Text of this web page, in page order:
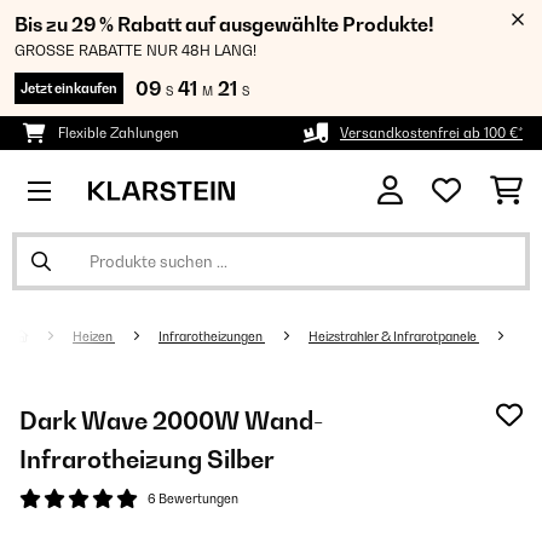
Bis zu 29 % Rabatt auf ausgewählte Produkte!
GROSSE RABATTE NUR 48H LANG!
Jetzt einkaufen 09 S 41 M 21 S
Flexible Zahlungen Versandkostenfrei ab 100 €*
Heizen Infrarotheizungen Heizstrahler & Infrarotpanele
Dark Wave 2000W Wand-
Infrarotheizung Silber
6 Bewertungen